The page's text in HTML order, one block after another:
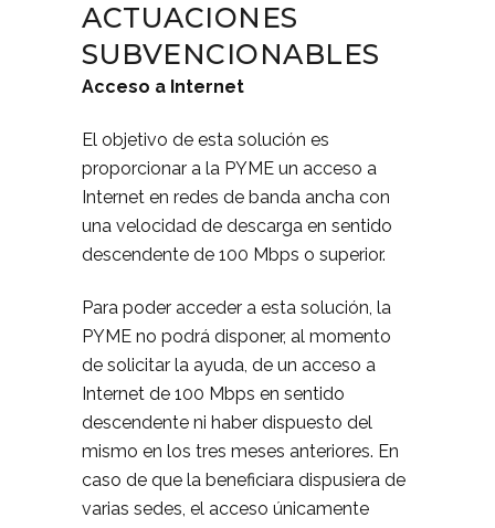
ACTUACIONES
SUBVENCIONABLES
Acceso a Internet
El objetivo de esta solución es
proporcionar a la PYME un acceso a
Internet en redes de banda ancha con
una velocidad de descarga en sentido
descendente de 100 Mbps o superior.
Para poder acceder a esta solución, la
PYME no podrá disponer, al momento
de solicitar la ayuda, de un acceso a
Internet de 100 Mbps en sentido
descendente ni haber dispuesto del
mismo en los tres meses anteriores. En
caso de que la beneficiara dispusiera de
varias sedes, el acceso únicamente